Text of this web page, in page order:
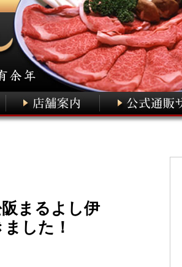
まるよし伊
した！